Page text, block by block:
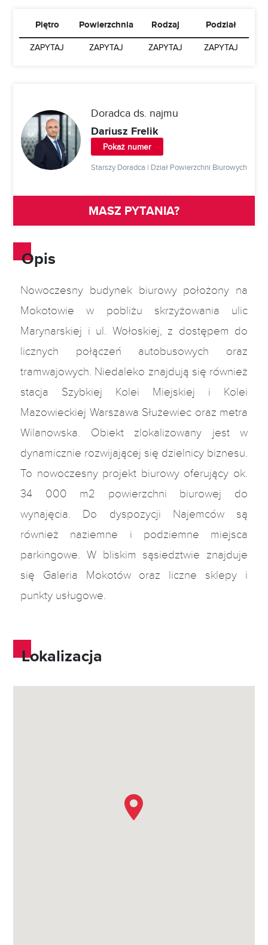
Piętro Powierzchnia Rodzaj Podział
ZAPYTAJ ZAPYTAJ ZAPYTAJ ZAPYTAJ
Doradca ds. najmu
Dariusz Frelik
Pokaż numer
Starszy Doradca | Dział Powierzchni Biurowych
MASZ PYTANIA?
Opis
Nowoczesny budynek biurowy położony na
Mokotowie w pobliżu skrzyżowania ulic
Marynarskiej i ul. Wołoskiej, z dostępem do
licznych połączeń autobusowych oraz
tramwajowych. Niedaleko znajdują się również
stacja Szybkiej Kolei Miejskiej i Kolei
Mazowieckiej Warszawa Służewiec oraz metra
Wilanowska. Obiekt zlokalizowany jest w
dynamicznie rozwijającej się dzielnicy biznesu.
To nowoczesny projekt biurowy oferujący ok.
34 000 m2 powierzchni biurowej do
wynajęcia. Do dyspozycji Najemców są
również naziemne i podziemne miejsca
parkingowe. W bliskim sąsiedztwie znajduje
się Galeria Mokotów oraz liczne sklepy i
punkty usługowe.
Lokalizacja